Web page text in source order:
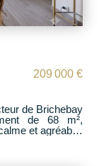
209 000 €
de Brichebay
de 68 m²,
et agréable.